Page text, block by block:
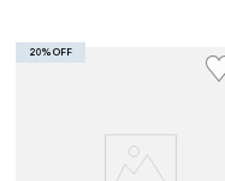
20% OFF